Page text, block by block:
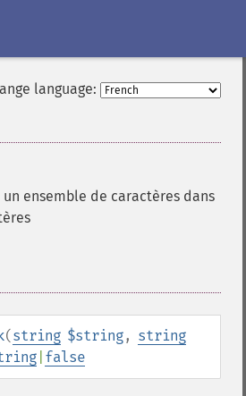
language:
un ensemble de caractères dans
(string $string, string
false